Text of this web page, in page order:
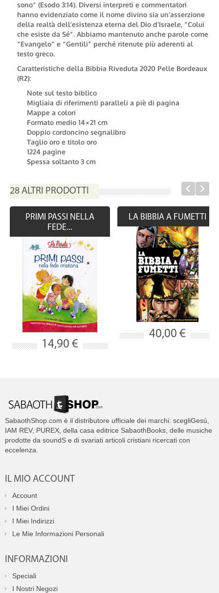
sono” (Esodo 3:14). Diversi interpreti e commentatori
hanno evidenziato come il nome divino sia un’asserzione
della realtà dell’esistenza eterna del Dio d’Israele, “Colui
che esiste da Sé”. Abbiamo mantenuto anche parole come
“Evangelo” e “Gentili” perché ritenute più aderenti al
testo greco.
Caratteristiche della Bibbia Riveduta 2020 Pelle Bordeaux
(R2):
Note sul testo biblico
Migliaia di riferimenti paralleli a piè di pagina
Mappe a colori
Formato medio 14×21 cm
Doppio cordoncino segnalibro
Taglio oro e titolo oro
1224 pagine
Spessa soltanto 3 cm
28 ALTRI PRODOTTI
PRIMI PASSI NELLA
FEDE...
14,90 €
LA BIBBIA A FUMETTI
40,00 €
SabaothShop.com è il distributore ufficiale dei marchi: scegliGesù,
IAM REV, PUREX, della casa editrice SabaothBooks, delle musiche
prodotte da soundS e di svariati articoli cristiani ricercati con
eccelenza.
IL MIO ACCOUNT
Account
I Miei Ordini
I Miei Indirizzi
Le Mie Informazioni Personali
INFORMAZIONI
Speciali
I Nostri Negozi